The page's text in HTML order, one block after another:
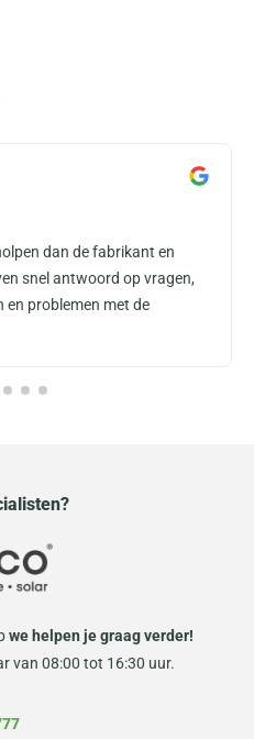
dan de fabrikant en
snel antwoord op vragen,
en problemen met de
we helpen je graag verder!
van 08:00 tot 16:30 uur.